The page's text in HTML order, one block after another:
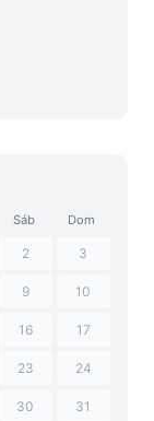
Sáb Dom
2 3
9 10
16 17
23 24
30 31